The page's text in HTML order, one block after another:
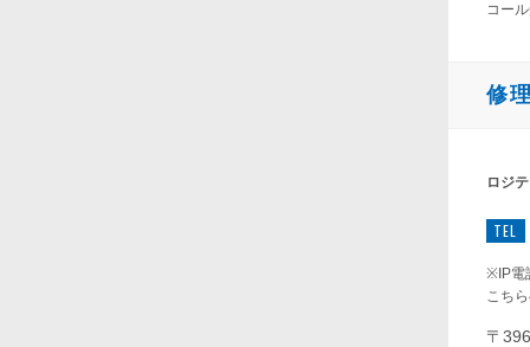
コー
修
ロジ
TEL
※IP電
こち
〒